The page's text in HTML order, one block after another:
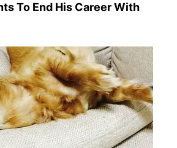
To End His Career With